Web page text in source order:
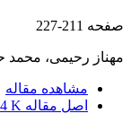
صفحه 211-227
مهناز رحیمی،
مشاهده مقاله
اصل مقاله K